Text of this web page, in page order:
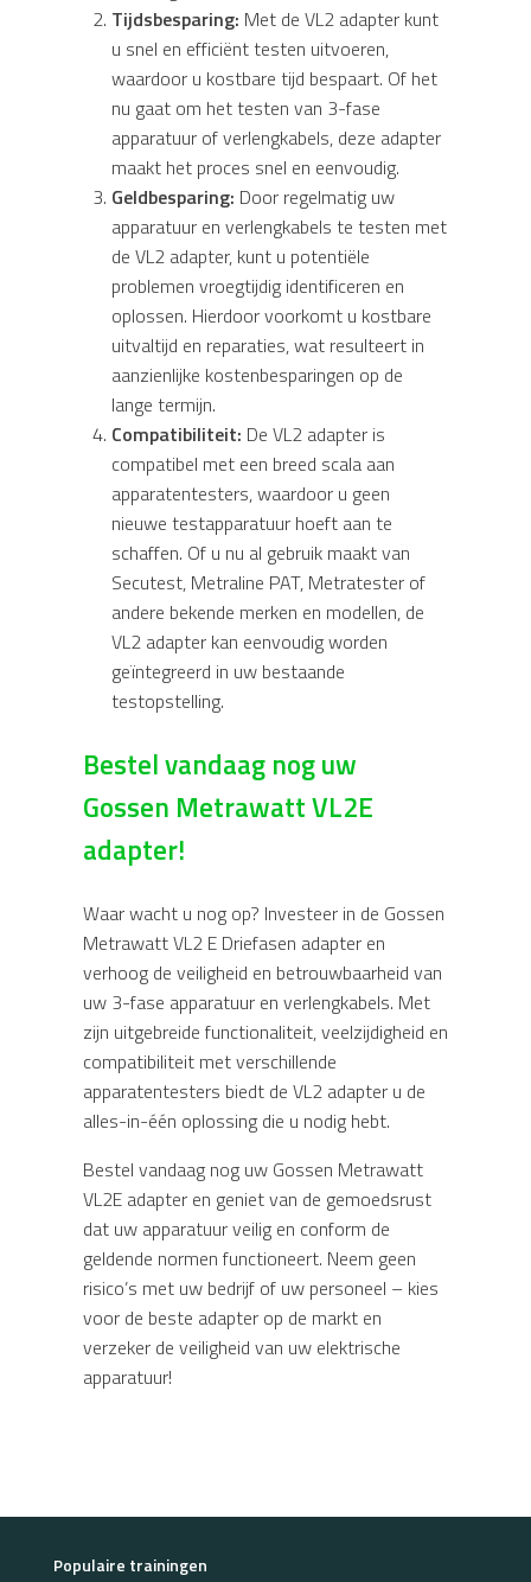
Tijdsbesparing: Met de VL2 adapter kunt
u snel en efficiënt testen uitvoeren,
waardoor u kostbare tijd bespaart. Of het
nu gaat om het testen van 3-fase
apparatuur of verlengkabels, deze adapter
maakt het proces snel en eenvoudig.
Geldbesparing: Door regelmatig uw
apparatuur en verlengkabels te testen met
de VL2 adapter, kunt u potentiële
problemen vroegtijdig identificeren en
oplossen. Hierdoor voorkomt u kostbare
uitvaltijd en reparaties, wat resulteert in
aanzienlijke kostenbesparingen op de
lange termijn.
Compatibiliteit: De VL2 adapter is
compatibel met een breed scala aan
apparatentesters, waardoor u geen
nieuwe testapparatuur hoeft aan te
schaffen. Of u nu al gebruik maakt van
Secutest, Metraline PAT, Metratester of
andere bekende merken en modellen, de
VL2 adapter kan eenvoudig worden
geïntegreerd in uw bestaande
testopstelling.
Bestel vandaag nog uw
Gossen Metrawatt VL2E
adapter!
Waar wacht u nog op? Investeer in de Gossen
Metrawatt VL2 E Driefasen adapter en
verhoog de veiligheid en betrouwbaarheid van
uw 3-fase apparatuur en verlengkabels. Met
zijn uitgebreide functionaliteit, veelzijdigheid en
compatibiliteit met verschillende
apparatentesters biedt de VL2 adapter u de
alles-in-één oplossing die u nodig hebt.
Bestel vandaag nog uw Gossen Metrawatt
VL2E adapter en geniet van de gemoedsrust
dat uw apparatuur veilig en conform de
geldende normen functioneert. Neem geen
risico’s met uw bedrijf of uw personeel – kies
voor de beste adapter op de markt en
verzeker de veiligheid van uw elektrische
apparatuur!
Populaire trainingen